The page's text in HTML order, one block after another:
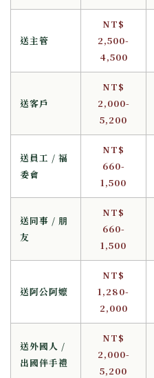
送主管
NT$
2,500-
4,500
送客戶
NT$
2,000-
5,200
送員工 / 福
委會
NT$
660-
1,500
送同事 / 朋
友
NT$
660-
1,500
送阿公阿嬤
NT$
1,280-
2,000
送外國人 /
出國伴手禮
NT$
2,000-
5,200